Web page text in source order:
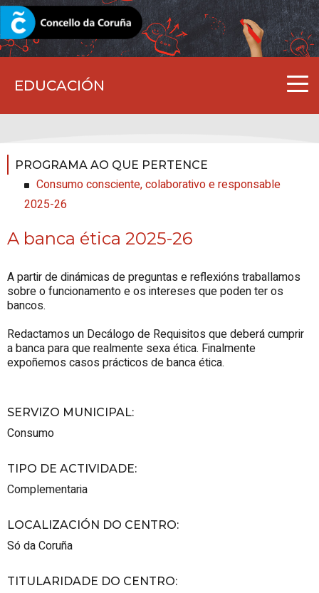
EDUCACIÓN
CORUNA.GAL
PROGRAMA AO QUE PERTENCE
Consumo consciente, colaborativo e responsable
2025-26
A banca ética 2025-26
A partir de dinámicas de preguntas e reflexións traballamos
sobre o funcionamento e os intereses que poden ter os
bancos.
Redactamos un Decálogo de Requisitos que deberá cumprir
a banca para que realmente sexa ética. Finalmente
expoñemos casos prácticos de banca ética.
SERVIZO MUNICIPAL:
Consumo
TIPO DE ACTIVIDADE:
Complementaria
LOCALIZACIÓN DO CENTRO:
Só da Coruña
TITULARIDADE DO CENTRO: